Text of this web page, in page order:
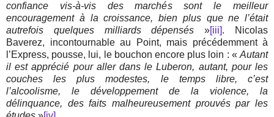
confiance vis-à-vis des marchés sont le meilleur
encouragement à la croissance, bien plus que ne l’était
autrefois quelques milliards dépensés »[iii]. Nicolas
Baverez, incontournable au Point, mais précédemment à
l’Express, pousse, lui, le bouchon encore plus loin : « Autant
il est apprécié pour aller dans le Luberon, autant, pour les
couches les plus modestes, le temps libre, c’est
l’alcoolisme, le développement de la violence, la
délinquance, des faits malheureusement prouvés par les